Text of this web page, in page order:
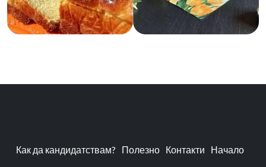
Как да кандидатствам? Полезно Контакти Начало